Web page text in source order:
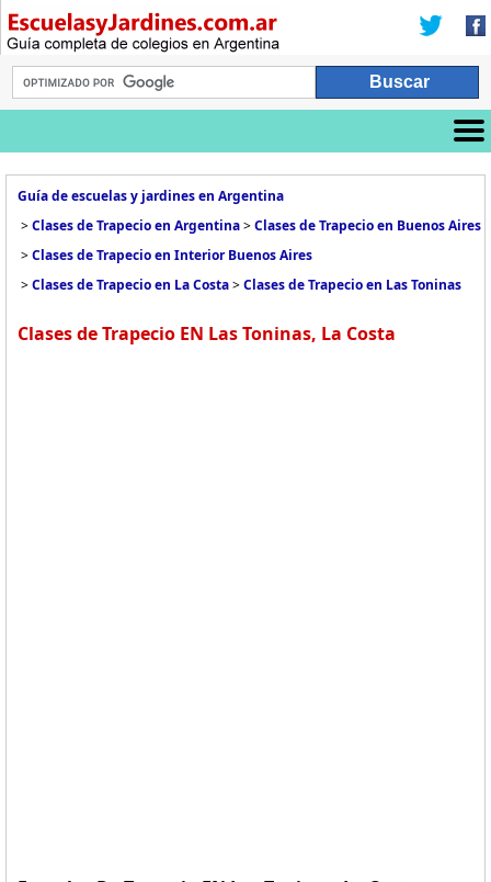
Guía de escuelas y jardines en Argentina
>Clases de Trapecio en Argentina>Clases de Trapecio en Buenos Aires
>Clases de Trapecio en Interior Buenos Aires
>Clases de Trapecio en La Costa>Clases de Trapecio en Las Toninas
Clases de Trapecio EN Las Toninas, La Costa